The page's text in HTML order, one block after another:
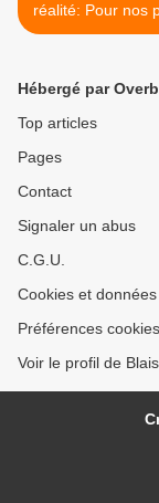
réalité: Pour nos
futur se devait
Hébergé par
Top articles
Pages
Contact
Signaler un abus
C.G.U.
Cookies et
Préférences cookies
Voir le profil de